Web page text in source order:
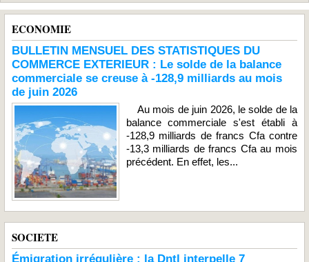
ECONOMIE
BULLETIN MENSUEL DES STATISTIQUES DU
COMMERCE EXTERIEUR : Le solde de la balance
commerciale se creuse à -128,9 milliards au mois
de juin 2026
Au mois de juin 2026, le solde de la
balance commerciale s'est établi à
-128,9 milliards de francs Cfa contre
-13,3 milliards de francs Cfa au mois
précédent. En effet, les...
SOCIETE
Émigration irrégulière : la Dntl interpelle 7